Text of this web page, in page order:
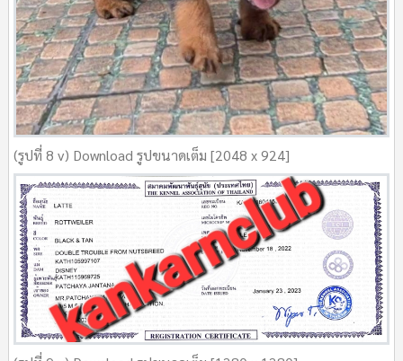
(รูปที่ 8 v) Download รูปขนาดเต็ม [2048 x 924]